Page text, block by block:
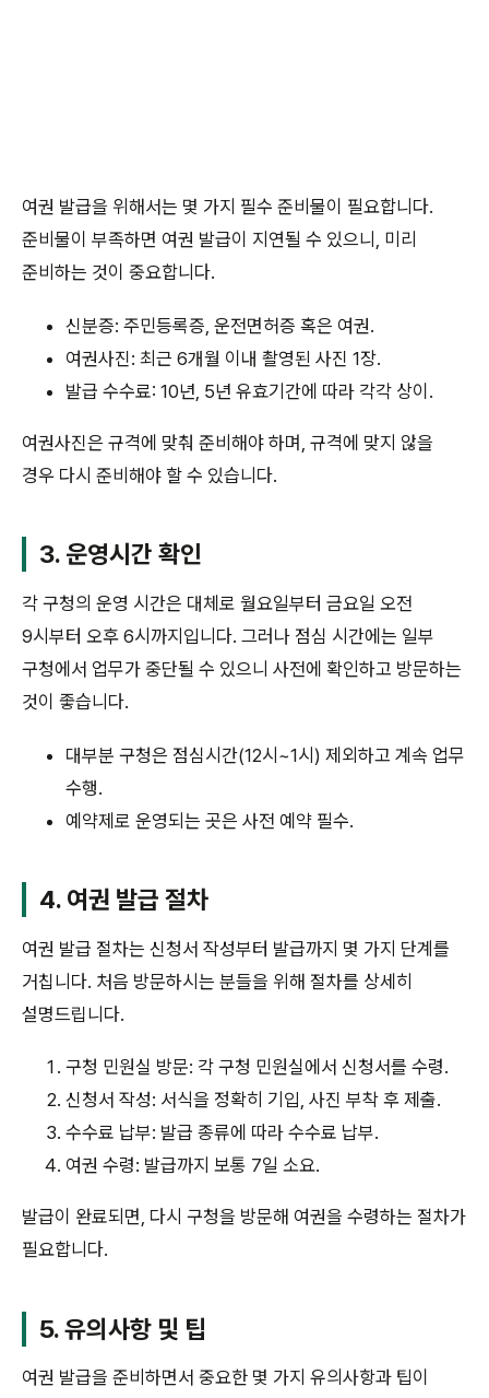
여권 발급을 위해서는 몇 가지 필수 준비물이 필요합니다.
준비물이 부족하면 여권 발급이 지연될 수 있으니, 미리
준비하는 것이 중요합니다.
신분증: 주민등록증, 운전면허증 혹은 여권.
여권사진: 최근 6개월 이내 촬영된 사진 1장.
발급 수수료: 10년, 5년 유효기간에 따라 각각 상이.
여권사진은 규격에 맞춰 준비해야 하며, 규격에 맞지 않을
경우 다시 준비해야 할 수 있습니다.
3. 운영시간 확인
각 구청의 운영 시간은 대체로 월요일부터 금요일 오전
9시부터 오후 6시까지입니다. 그러나 점심 시간에는 일부
구청에서 업무가 중단될 수 있으니 사전에 확인하고 방문하는
것이 좋습니다.
대부분 구청은 점심시간(12시~1시) 제외하고 계속 업무
수행.
예약제로 운영되는 곳은 사전 예약 필수.
4. 여권 발급 절차
여권 발급 절차는 신청서 작성부터 발급까지 몇 가지 단계를
거칩니다. 처음 방문하시는 분들을 위해 절차를 상세히
설명드립니다.
구청 민원실 방문: 각 구청 민원실에서 신청서를 수령.
신청서 작성: 서식을 정확히 기입, 사진 부착 후 제출.
수수료 납부: 발급 종류에 따라 수수료 납부.
여권 수령: 발급까지 보통 7일 소요.
발급이 완료되면, 다시 구청을 방문해 여권을 수령하는 절차가
필요합니다.
5. 유의사항 및 팁
여권 발급을 준비하면서 중요한 몇 가지 유의사항과 팁이